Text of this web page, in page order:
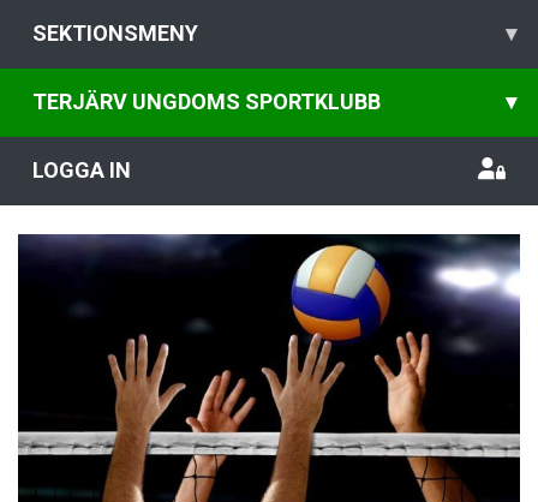
SEKTIONSMENY ▾
TERJÄRV UNGDOMS SPORTKLUBB ▾
LOGGA IN